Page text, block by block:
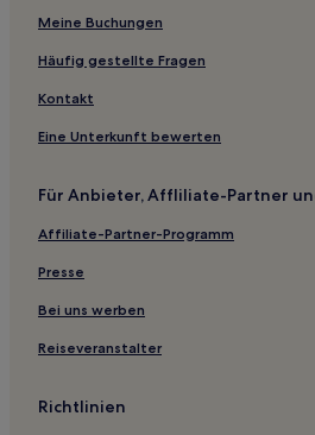
Gemeinde Echt-Susteren: Hotels
Hasselt Hotels
Kokkelert Hotels
Roggel Hotels
Gemeinde Maasgouw: Hotels
Hotels mit inbegriffenem
Hotels mit Parkplatz in Echt-
Familien in Weert
Günstige in America
Hotels mit Parkplatz in Heel
Meine Buchungen
Häufig gestellte Fragen
Kontakt
Eine Unterkunft bewerten
Für Anbieter, Affliliate-Partner
Affiliate-Partner-Programm
Presse
Bei uns werben
Reiseveranstalter
Richtlinien